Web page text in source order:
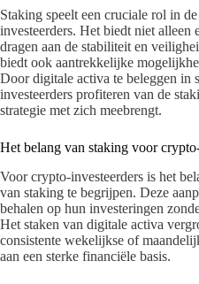
Staking speelt een cruciale rol in
investeerders. Het biedt niet alleen
dragen aan de stabiliteit en
biedt ook aantrekkelijke
Door digitale activa te beleggen in
investeerders profiteren van de
strategie met zich meebrengt.
Het belang van staking voor
Voor crypto-investeerders is het
van staking te begrijpen. Deze
behalen op hun investeringen
Het staken van digitale activa
consistente wekelijkse of
aan een sterke financiële basis.